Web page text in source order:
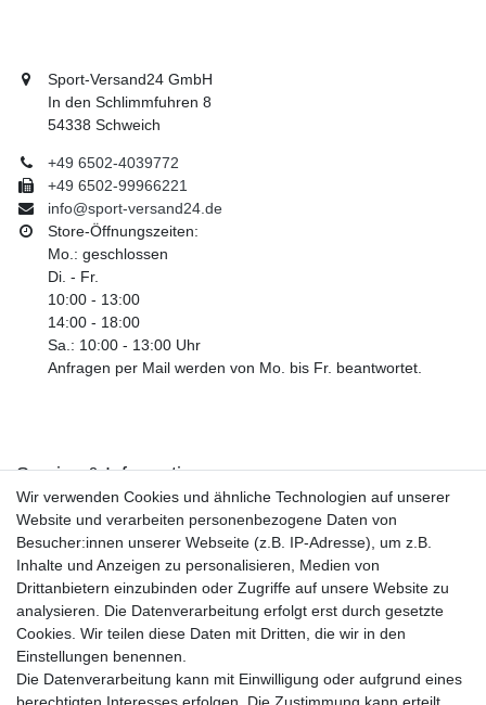
Sport-Versand24 GmbH
In den Schlimmfuhren 8
54338 Schweich
+49 6502-4039772
+49 6502-99966221
info@sport-versand24.de
Store-Öffnungszeiten:
Mo.: geschlossen
Di. - Fr.
10:00 - 13:00
14:00 - 18:00
Sa.: 10:00 - 13:00 Uhr
Anfragen per Mail werden von Mo. bis Fr. beantwortet.
Service & Informationen
Kontakt
Retouren
Widerrufsrecht
Widerrufs­formular
Impressum
Daten­schutz­erklärung
AGB
Größentabelle
Kataloge
Wir verwenden Cookies und ähnliche Technologien auf unserer
Website und verarbeiten personenbezogene Daten von
Besucher:innen unserer Webseite (z.B. IP-Adresse), um z.B.
Inhalte und Anzeigen zu personalisieren, Medien von
Drittanbietern einzubinden oder Zugriffe auf unsere Website zu
analysieren. Die Datenverarbeitung erfolgt erst durch gesetzte
Cookies. Wir teilen diese Daten mit Dritten, die wir in den
Einstellungen benennen.
Die Datenverarbeitung kann mit Einwilligung oder aufgrund eines